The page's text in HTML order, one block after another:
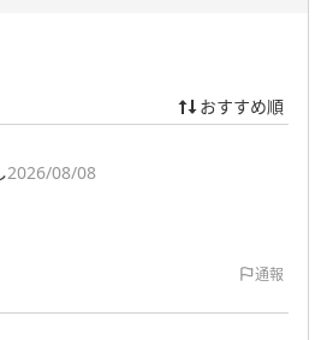
おすすめ順
2026/08/08
通報